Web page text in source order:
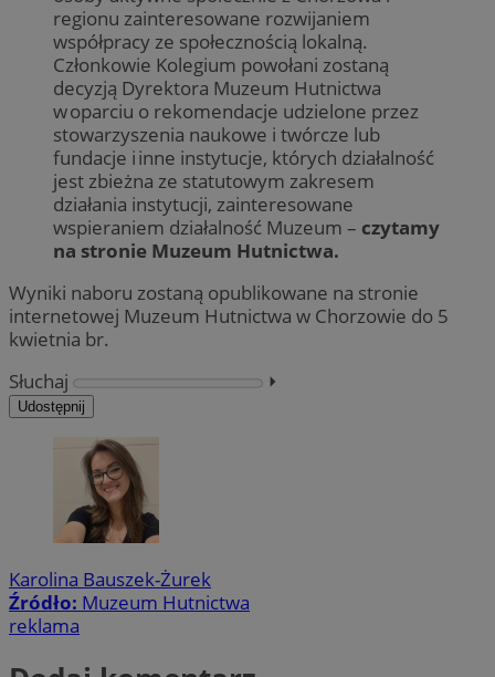
regionu zainteresowane rozwijaniem
współpracy ze społecznością lokalną.
Członkowie Kolegium powołani zostaną
decyzją Dyrektora Muzeum Hutnictwa
w oparciu o rekomendacje udzielone przez
stowarzyszenia naukowe i twórcze lub
fundacje i inne instytucje, których działalność
jest zbieżna ze statutowym zakresem
działania instytucji, zainteresowane
wspieraniem działalność Muzeum – czytamy
na stronie Muzeum Hutnictwa.
Wyniki naboru zostaną opublikowane na stronie
internetowej Muzeum Hutnictwa w Chorzowie do 5
kwietnia br.
Słuchaj
⏵︎
Udostępnij
Karolina Bauszek-Żurek
Źródło: Muzeum Hutnictwa
reklama